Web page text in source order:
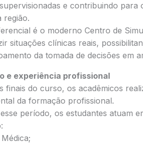
e contribuindo para
região.
é o moderno Centro de
situações clínicas reais,
da tomada de decisões em
e experiência profissional
finais do curso, os acadêmicos
da formação profissional.
período, os estudantes atuam